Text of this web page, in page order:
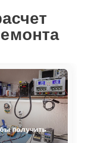
получить